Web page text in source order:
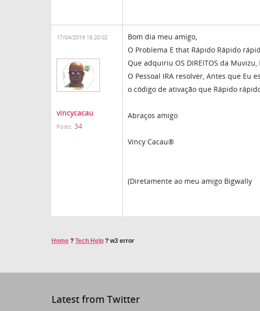
17/04/2019 18:20:02
vincycacau
Posts: 34
Bom dia meu amigo,
O Problema E that Rápido Rápido
Que adquiriu OS DIREITOS da
O Pessoal IRA resolver, Antes que Eu
o código de ativação que Rápido
Abraços amigo
Vincy Cacau®
(Diretamente ao meu amigo Bigwally
Home ? Tech Help ? w3 error
Latest from Twitter